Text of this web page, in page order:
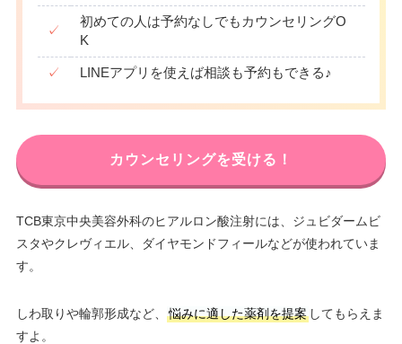
✓
初めての人は予約なしでもカウンセリングO
K
✓ LINEアプリを使えば相談も予約もできる♪
カウンセリングを受ける！
TCB東京中央美容外科のヒアルロン酸注射には、ジュビダームビ
スタやクレヴィエル、ダイヤモンドフィールなどが使われていま
す。
しわ取りや輪郭形成など、 悩みに適した薬剤を提案してもらえま
すよ。